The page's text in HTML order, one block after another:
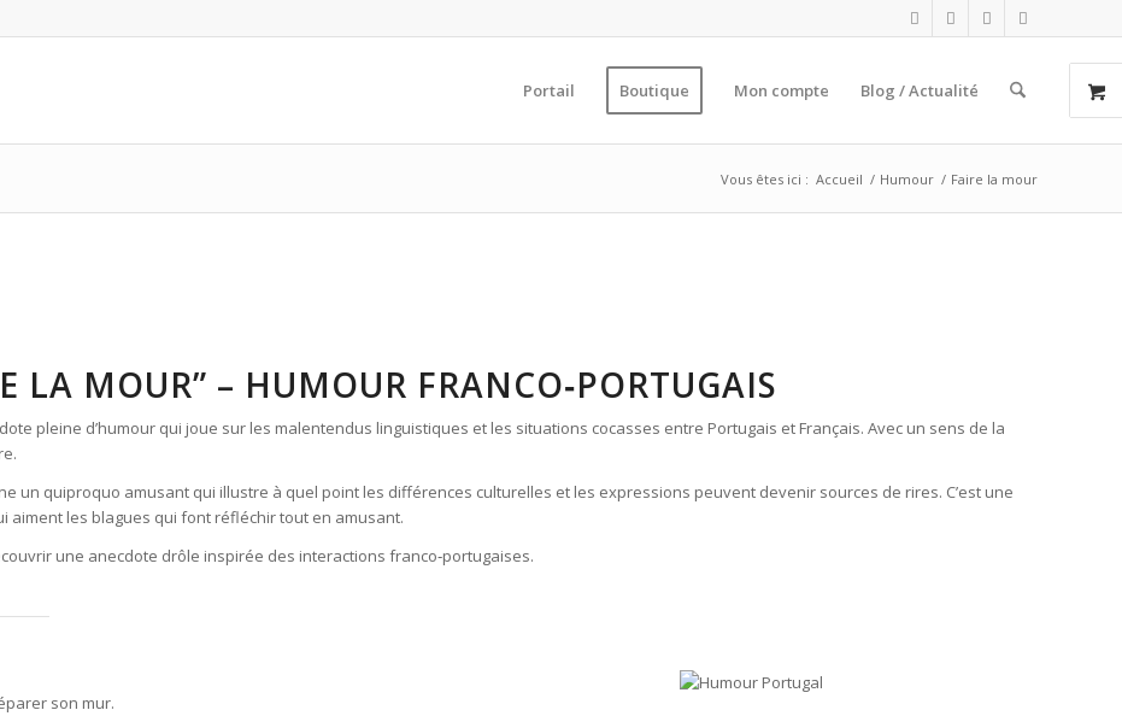
Portail Boutique Mon compte Blog / Actualité
Vous êtes ici : Accueil / Humour / Faire la mour
LA MOUR” – HUMOUR FRANCO‑PORTUGAIS
pleine d’humour qui joue sur les malentendus linguistiques et les situations cocasses entre Portugais et Français. Avec un sens de la
un quiproquo amusant qui illustre à quel point les différences culturelles et les expressions peuvent devenir sources de rires. C’est une
les blagues qui font réfléchir tout en amusant.
une anecdote drôle inspirée des interactions franco‑portugaises.
son mur.